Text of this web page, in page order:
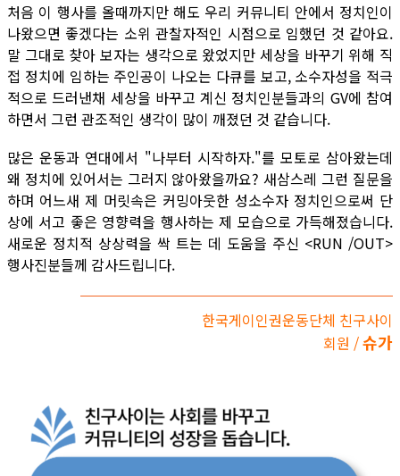
처음 이 행사를 올때까지만 해도 우리 커뮤니티 안에서 정치인이
나왔으면 좋겠다는 소위 관찰자적인 시점으로 임했던 것 같아요.
말 그대로 찾아 보자는 생각으로 왔었지만 세상을 바꾸기 위해 직
접 정치에 임하는 주인공이 나오는 다큐를 보고, 소수자성을 적극
적으로 드러낸채 세상을 바꾸고 계신 정치인분들과의 GV에 참여
하면서 그런 관조적인 생각이 많이 깨졌던 것 같습니다.
많은 운동과 연대에서 "나부터 시작하자."를 모토로 삼아왔는데
왜 정치에 있어서는 그러지 않아왔을까요? 새삼스레 그런 질문을
하며 어느새 제 머릿속은 커밍아웃한 성소수자 정치인으로써 단
상에 서고 좋은 영향력을 행사하는 제 모습으로 가득해졌습니다.
새로운 정치적 상상력을 싹 트는 데 도움을 주신 <RUN /OUT>
행사진분들께 감사드립니다.
한국게이인권운동단체 친구사이
회원 /슈가